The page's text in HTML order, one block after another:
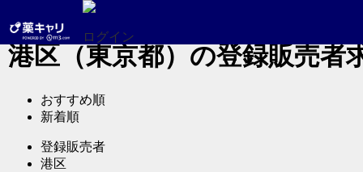
ログイン
登録販売者の求人TOP
港区（東京都）の登録販売者
おすすめ順
新着順
登録販売者
港区